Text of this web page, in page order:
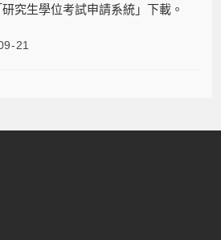
究生學位考試申請系統」下載。
21